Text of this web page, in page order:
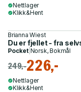
Nettlager
Klikk&Hent
Brianna Wiest
Du er fjellet - fra
Pocket| Norsk, Bokmål
249,-226,-
Nettlager
Klikk&Hent